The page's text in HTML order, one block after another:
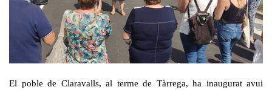
El poble de Claravalls, al terme de Tàrrega, ha inaugurat avui